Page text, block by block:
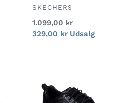
FORHANDLER
SKECHERS
Normalpris
1.099,00 kr
Udsalgspris
329,00 kr Udsalg
Sort
Herresko